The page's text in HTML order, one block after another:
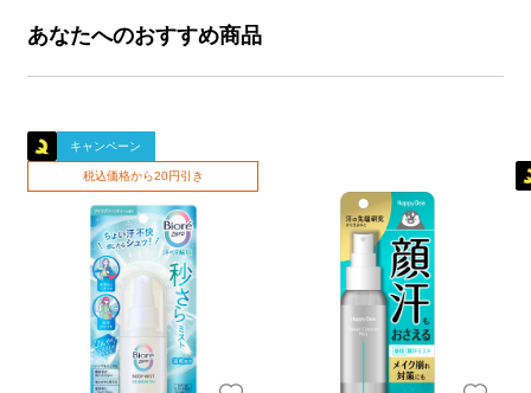
あなたへのおすすめ商品
キャンペーン
税込価格から20円引き